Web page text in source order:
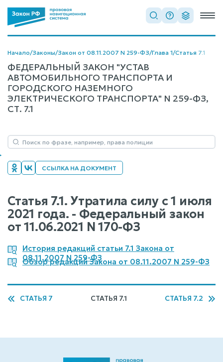
Начало/Законы/Закон от 08.11.2007 N 259-ФЗ/Глава 1/Статья 7.1
ФЕДЕРАЛЬНЫЙ ЗАКОН "УСТАВ
АВТОМОБИЛЬНОГО ТРАНСПОРТА И
ГОРОДСКОГО НАЗЕМНОГО
ЭЛЕКТРИЧЕСКОГО ТРАНСПОРТА" N 259-ФЗ,
СТ. 7.1
ССЫЛКА НА ДОКУМЕНТ
Статья 7.1. Утратила силу с 1 июля
2021 года. - Федеральный закон
от 11.06.2021 N 170-ФЗ
История редакций статьи 7.1 Закона от
08.11.2007 N 259-ФЗ
Обзор редакций Закона от 08.11.2007 N 259-ФЗ
СТАТЬЯ 7 СТАТЬЯ 7.1 СТАТЬЯ 7.2